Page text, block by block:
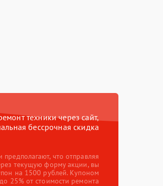
техники через сайт,
бессрочная скидка
предполагают, что отправляя
текущую форму акции, вы
на 1500 рублей. Купоном
25% от стоимости ремонта